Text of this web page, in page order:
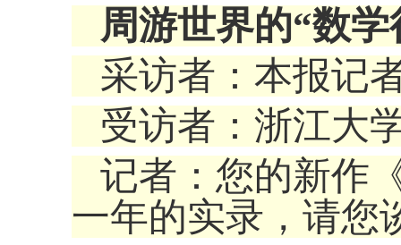
周游世界的“数学
采访者：本报
受访者：浙江
记者：您的新作
一年的实录，请